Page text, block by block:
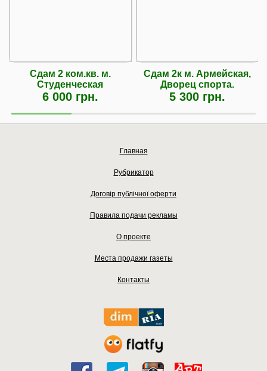
Сдам 2 ком.кв. м.
Студенческая
6 000 грн.
Сдам 2к м. Армейская,
Дворец спорта.
5 300 грн.
Главная
Рубрикатор
Договір публічної оферти
Правила подачи рекламы
О проекте
Места продажи газеты
Контакты